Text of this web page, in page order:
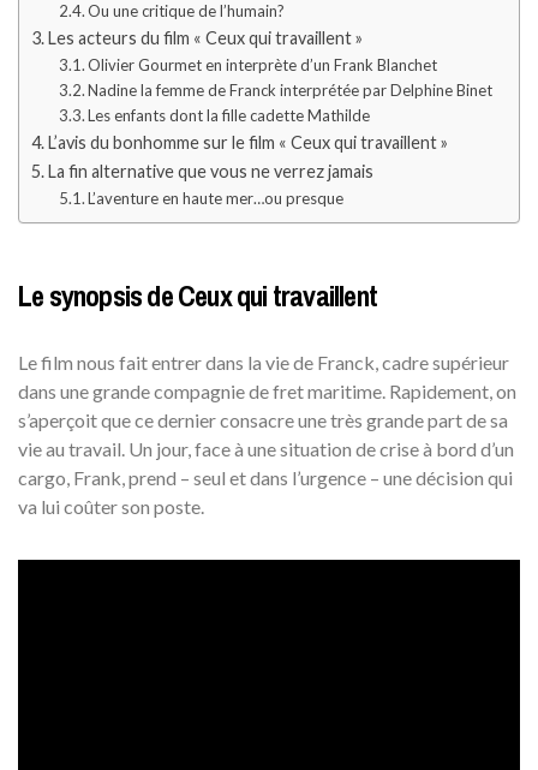
Ou une critique de l’humain?
Les acteurs du film « Ceux qui travaillent »
Olivier Gourmet en interprète d’un Frank Blanchet
Nadine la femme de Franck interprétée par Delphine Binet
Les enfants dont la fille cadette Mathilde
L’avis du bonhomme sur le film « Ceux qui travaillent »
La fin alternative que vous ne verrez jamais
L’aventure en haute mer…ou presque
Le synopsis de Ceux qui travaillent
Le film nous fait entrer dans la vie de Franck, cadre supérieur
dans une grande compagnie de fret maritime. Rapidement, on
s’aperçoit que ce dernier consacre une très grande part de sa
vie au travail. Un jour, face à une situation de crise à bord d’un
cargo, Frank, prend – seul et dans l’urgence – une décision qui
va lui coûter son poste.